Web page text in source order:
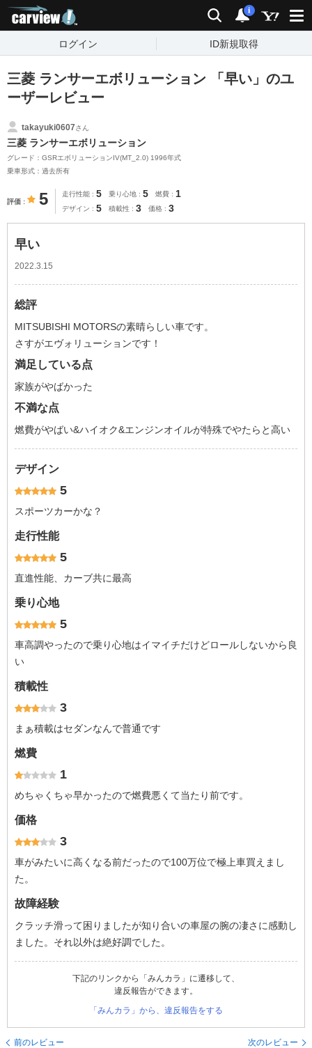
検索 通知
i
ログイン ID新規取得
三菱 ランサーエボリューション 「早い」のユ
ーザーレビュー
takayuki0607さん
三菱 ランサーエボリューション
グレード：GSRエボリューションIV(MT_2.0) 1996年式
乗車形式：過去所有
評価 5 走行性能 5 乗り心地 5 燃費 1
デザイン 5 積載性 3 価格 3
早い
2022.3.15
総評
MITSUBISHI MOTORSの素晴らしい車です。
さすがエヴォリューションです！
満足している点
家族がやばかった
不満な点
燃費がやばい&ハイオク&エンジンオイルが特殊でやたらと高い
デザイン
5
スポーツカーかな？
走行性能
5
直進性能、カーブ共に最高
乗り心地
5
車高調やったので乗り心地はイマイチだけどロールしないから良
い
積載性
3
まぁ積載はセダンなんで普通です
燃費
1
めちゃくちゃ早かったので燃費悪くて当たり前です。
価格
3
車がみたいに高くなる前だったので100万位で極上車買えまし
た。
故障経験
クラッチ滑って困りましたが知り合いの車屋の腕の凄さに感動し
ました。それ以外は絶好調でした。
下記のリンクから「みんカラ」に遷移して、
違反報告ができます。
「みんカラ」から、違反報告をする
前のレビュー 次のレビュー